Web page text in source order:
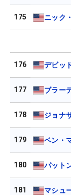
175 ニック
176 デビッ
177 ブラー
178 ジョナ
179 ベン・
180 パット
181 マシュ